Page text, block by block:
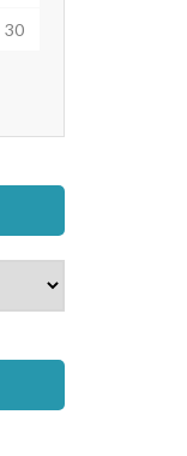
30